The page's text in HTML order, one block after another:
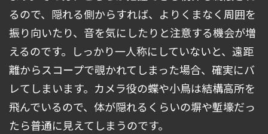
るので、隠れる側からすれば、よりくまなく周囲を
振り向いたり、音を気にしたりと注意する機会が増
えるのです。しっかり一人称にしていないと、遠距
離からスコープで覗かれてしまった場合、確実にバ
レてしまいます。カメラ役の蝶や小鳥は結構高所を
飛んでいるので、体が隠れるくらいの塀や塹壕だっ
たら普通に見えてしまうのです。